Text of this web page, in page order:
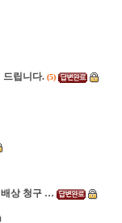
드립니다. (5)
배상 청구 …